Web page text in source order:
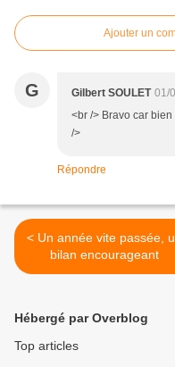
Ajouter un
G Gilbert SOULET 01/
<br /> Bravo car
/>
Répondre
< Un année vite passée, un
bilan encourageant
Hébergé par Overblog
Top articles